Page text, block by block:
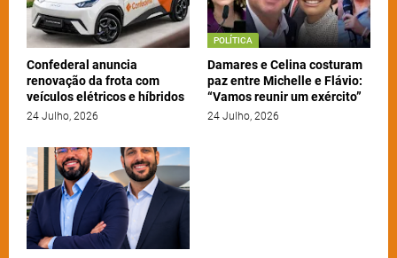
Confederal anuncia
renovação da frota com
veículos elétricos e híbridos
24 Julho, 2026
POLÍTICA
Damares e Celina costuram
paz entre Michelle e Flávio:
“Vamos reunir um exército”
24 Julho, 2026